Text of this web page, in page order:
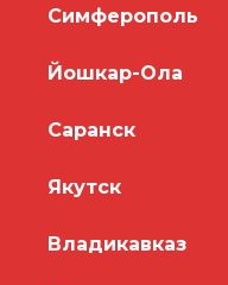
Симферополь
Йошкар-Ола
Саранск
Якутск
Владикавказ